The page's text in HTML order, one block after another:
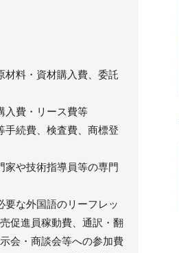
材料・資材購入費、委託
入費・リース費等
手続費、検査費、商標登
家や技術指導員等の専門
要な外国語のリーフレッ
促進員稼動費、通訳・翻
会・商談会等への参加費